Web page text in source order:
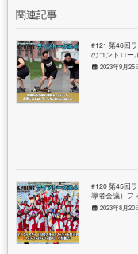
関連記事
#121 第46回
のコントロー
2023年9月25
#120 第45回
導者会議）フ
2023年8月20